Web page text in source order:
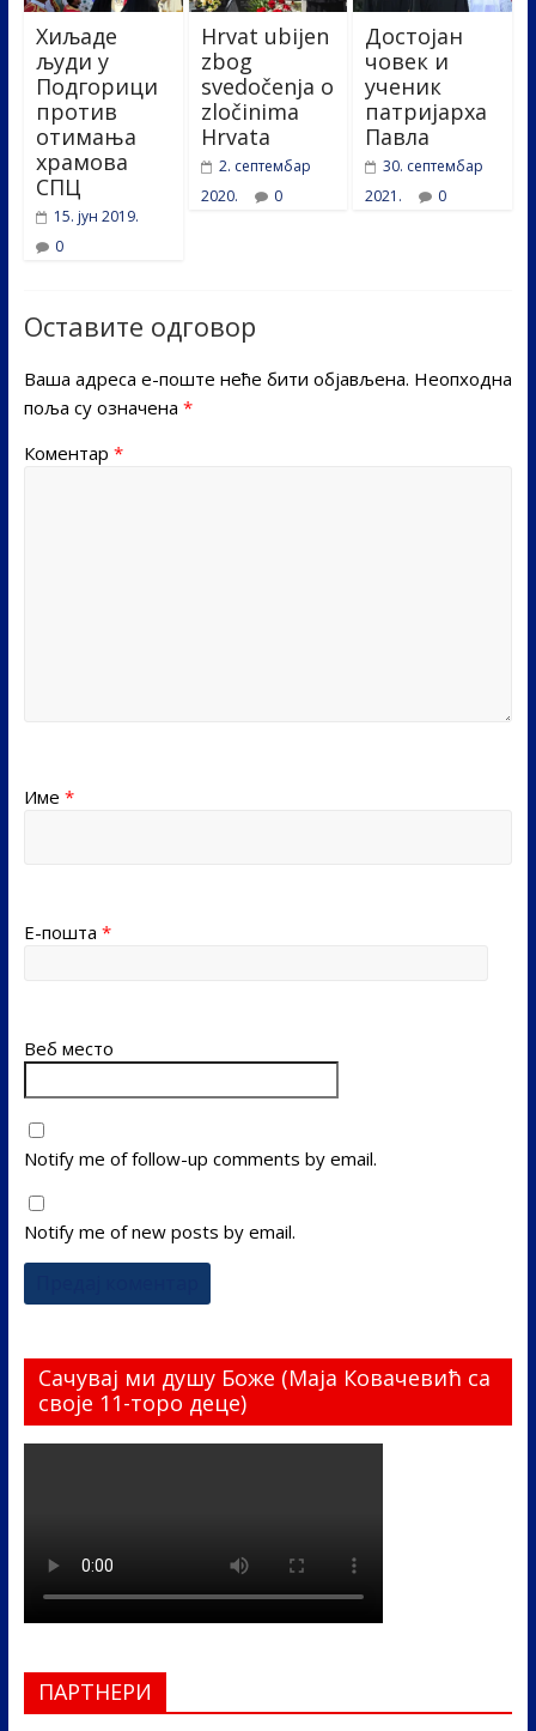
Хиљаде
људи у
Подгорици
против
отимања
храмова
СПЦ
15. јун 2019.
0
Hrvat ubijen
zbog
svedočenja o
zločinima
Hrvata
2. септембар
2020.
0
Достојан
човек и
ученик
патријарха
Павла
30. септембар
2021.
0
Оставите одговор
Ваша адреса е-поште неће бити објављена. Неопходна
поља су означена *
Коментар *
Име *
Е-пошта *
Веб место
Notify me of follow-up comments by email.
Notify me of new posts by email.
Сачувај ми душу Боже (Маја Ковачевић са
своје 11-торо деце)
ПАРТНЕРИ